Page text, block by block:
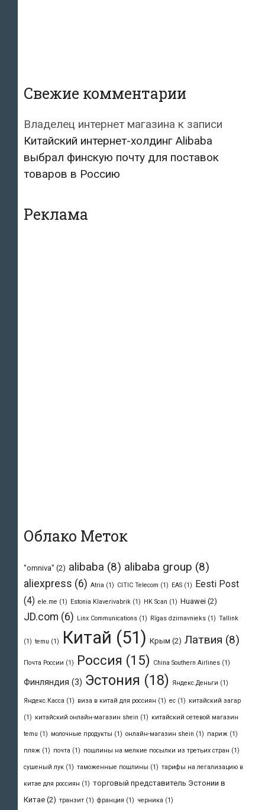
Свежие комментарии
Владелец интернет магазина к записи
Китайский интернет-холдинг Alibaba
выбрал финскую почту для поставок
товаров в Россию
Реклама
Облако Меток
"omniva" (2) alibaba (8) alibaba group (8)
aliexpress (6) Atria (1) CITIC Telecom (1) EAS (1)
Eesti Post
(4) ele.me (1) Estonia Klaverivabrik (1) HK Scan (1) Huawei (2)
JD.com (6) Linx Communications (1) Rīgas dzirnavnieks (1) Tallink
(1) temu (1) Китай (51) Крым (2) Латвия (8)
Почта России (1) Россия (15) Сhina Southern Airlines (1)
Финляндия (3) Эстония (18) Яндекс.Деньги (1)
Яндекс.Касса (1) виза в китай для россиян (1) ес (1) китайский загар
(1) китайский онлайн-магазин shein (1) китайский сетевой магазин
temu (1) молочные продукты (1) онлайн-магазин shein (1) париж (1)
пляж (1) почта (1) пошлины на мелкие посылки из третьих стран (1)
сушеный лук (1) таможенные пошлины (1) тарифы на легализацию в
китае для россиян (1) торговый представитель Эстонии в
Китае (2) транзит (1) франция (1) черника (1)